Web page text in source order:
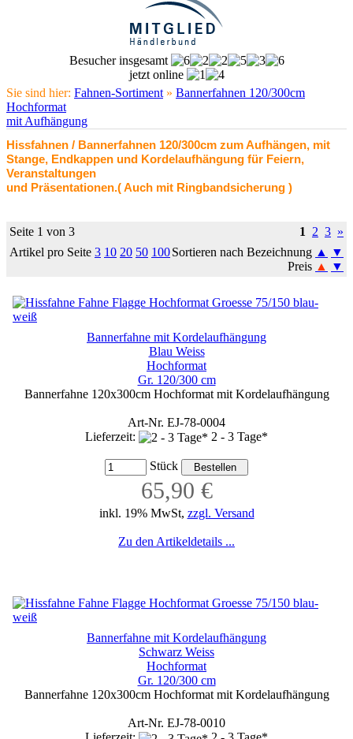
Besucher insgesamt
jetzt online
Sie sind hier: Fahnen-Sortiment » Bannerfahnen 120/300cm
Hochformat
mit Aufhängung
Hissfahnen / Bannerfahnen 120/300cm zum Aufhängen, mit
Stange, Endkappen und Kordelaufhängung für Feiern,
Veranstaltungen
und Präsentationen.( Auch mit Ringbandsicherung )
Seite 1 von 3 1 2 3 »
Artikel pro Seite 3 10 20 50 100Sortieren nach Bezeichnung ▲
▼
Preis ▲ ▼
Bannerfahne mit Kordelaufhängung
Blau Weiss
Hochformat
Gr. 120/300 cm
Bannerfahne 120x300cm Hochformat mit Kordelaufhängung
Art-Nr. EJ-78-0004
Lieferzeit:
2 - 3 Tage*
Stück
65,90 €
inkl. 19% MwSt, zzgl. Versand
Zu den Artikeldetails ...
Bannerfahne mit Kordelaufhängung
Schwarz Weiss
Hochformat
Gr. 120/300 cm
Bannerfahne 120x300cm Hochformat mit Kordelaufhängung
Art-Nr. EJ-78-0010